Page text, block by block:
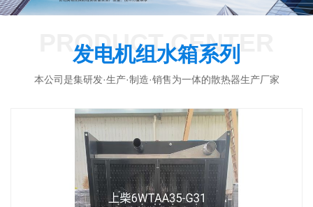
PRODUCT CENTER
发电机组水箱系列
本公司是集研发·生产·制造·销售为一体的散热器生产厂家